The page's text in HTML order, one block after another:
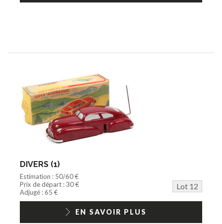
DIVERS (1)
Estimation : 50/60 €
Prix de départ : 30 €
Lot 12
Adjugé : 65 €
EN SAVOIR PLUS